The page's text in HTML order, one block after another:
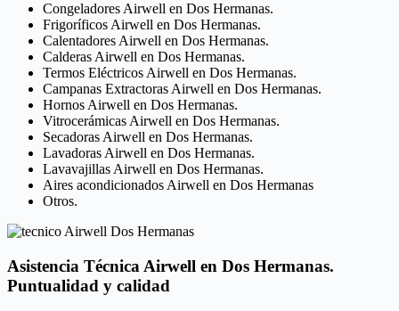
Congeladores Airwell en Dos Hermanas.
Frigoríficos Airwell en Dos Hermanas.
Calentadores Airwell en Dos Hermanas.
Calderas Airwell en Dos Hermanas.
Termos Eléctricos Airwell en Dos Hermanas.
Campanas Extractoras Airwell en Dos Hermanas.
Hornos Airwell en Dos Hermanas.
Vitrocerámicas Airwell en Dos Hermanas.
Secadoras Airwell en Dos Hermanas.
Lavadoras Airwell en Dos Hermanas.
Lavavajillas Airwell en Dos Hermanas.
Aires acondicionados Airwell en Dos Hermanas
Otros.
Asistencia Técnica Airwell en Dos Hermanas.
Puntualidad y calidad